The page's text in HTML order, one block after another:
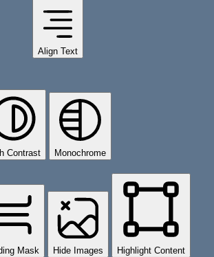
Align Text
Contrast Monochrome
Mask Hide Images Highlight Content